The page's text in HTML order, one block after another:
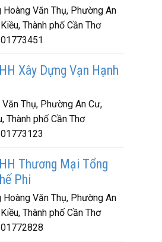
Văn Thụ, Phường An
Thành phố Cần Thơ
Xây Dựng Vạn Hạnh
Thụ, Phường An Cư,
Thành phố Cần Thơ
Thương Mại Tổng
Phi
Văn Thụ, Phường An
Thành phố Cần Thơ